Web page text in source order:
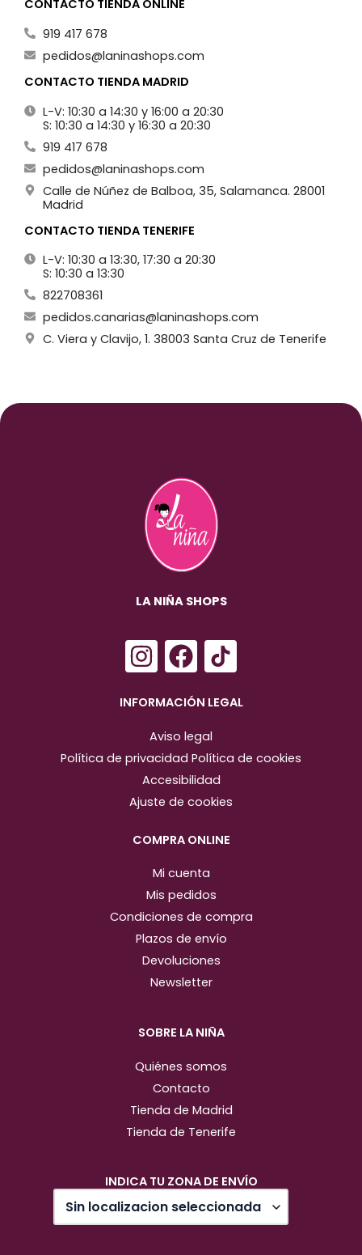
CONTACTO TIENDA ONLINE
919 417 678
pedidos@laninashops.com
CONTACTO TIENDA MADRID
L-V: 10:30 a 14:30 y 16:00 a 20:30
S: 10:30 a 14:30 y 16:30 a 20:30
919 417 678
pedidos@laninashops.com
Calle de Núñez de Balboa, 35, Salamanca. 28001
Madrid
CONTACTO TIENDA TENERIFE
L-V: 10:30 a 13:30, 17:30 a 20:30
S: 10:30 a 13:30
822708361
pedidos.canarias@laninashops.com
C. Viera y Clavijo, 1. 38003 Santa Cruz de Tenerife
LA NIÑA SHOPS
I
n
s
a
g
r
m
F
a
c
e
b
o
o
INFORMACIÓN LEGAL
Aviso legal
Política de privacidad Política de cookies
Accesibilidad
Ajuste de cookies
COMPRA ONLINE
Mi cuenta
Mis pedidos
Condiciones de compra
Plazos de envío
Devoluciones
Newsletter
SOBRE LA NIÑA
Quiénes somos
Contacto
Tienda de Madrid
Tienda de Tenerife
INDICA TU ZONA DE ENVÍO